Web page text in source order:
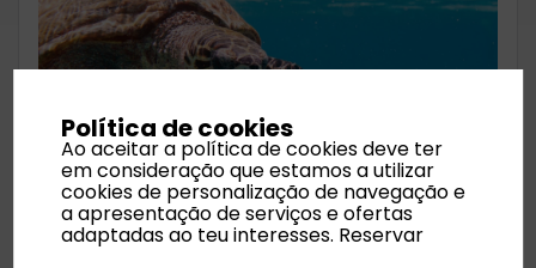
Seicheles são um destino
paradisíaco no Oceano Índico,
conhecido pelas suas praias de
areia branca, águas cristalinas,
biodiversidade marinha e resorts
Política de cookies
Ao aceitar a política de cookies deve ter
em consideração que estamos a utilizar
cookies de personalização de navegação e
a apresentação de serviços e ofertas
adaptadas ao teu interesses. Reservar